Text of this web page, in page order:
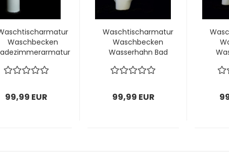
Waschbecken
99,99 EUR
Waschtischarmatur
Waschbecken
Wasserhahn Bad
99,99 EUR